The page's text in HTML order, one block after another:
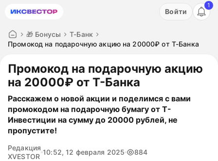
Акция: бесплатный пробный период на 3 дня!
Войти
1
🎁 Бонусы
Т-Банк
Промокод на подарочную акцию на 20000₽ от Т-Банка
Промокод на подарочную акцию
на 20000₽ от Т-Банка
Расскажем о новой акции и поделимся с вами
промокодом на подарочную бумагу от Т-
Инвестиции на сумму до 20000 рублей, не
пропустите!
Редакция
XVESTOR
10:52, 12 февраля 2025 884